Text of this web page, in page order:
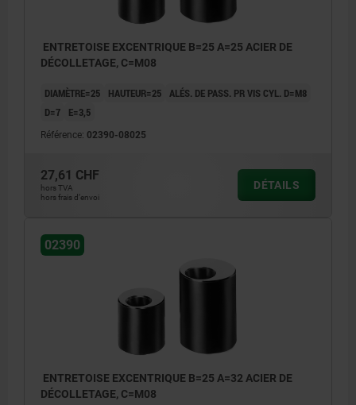
ENTRETOISE EXCENTRIQUE B=25 A=25 ACIER DE
DÉCOLLETAGE, C=M08
DIAMÈTRE=25 HAUTEUR=25 ALÉS. DE PASS. PR VIS CYL. D=M8
D=7
E=3,5
Référence: 02390-08025
27,61 CHF
hors TVA
hors frais d’envoi
DÉTAILS
02390
ENTRETOISE EXCENTRIQUE B=25 A=32 ACIER DE
DÉCOLLETAGE, C=M08